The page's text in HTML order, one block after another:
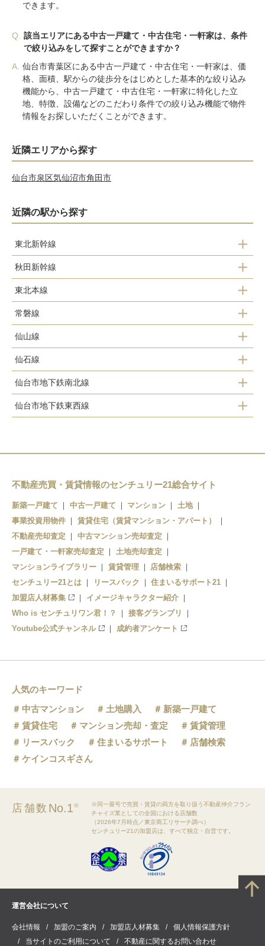
できます。
Q.
該当エリアにある中古一戸建て・中古住宅・一軒家は、条件
で絞り込みをして探すことができますか？
A. 仙台市青葉区にある中古一戸建て・中古住宅・一軒家は、価
格、面積、駅からの徒歩分をはじめとした基本的な絞り込み
機能から、中古一戸建て・中古住宅・一軒家に特化した立
地、特徴、設備などのこだわり条件での絞り込み機能で物件
情報をお探しいただくことができます。
近隣エリアから探す
仙台市泉区気仙沼市角田市
近隣の駅から探す
東北新幹線
仙台駅
秋田新幹線
仙台駅
東北本線
仙台駅
常磐線
仙台駅
仙山線
仙台駅
東照宮駅
北仙台駅
国見駅
陸前落合駅
愛子駅
熊ケ根駅
仙石線
あおば通駅
仙台駅
仙台市地下鉄南北線
旭ヶ丘駅
北四番丁駅
勾当台公園駅
広瀬通駅
五橋駅
仙台市地下鉄東西線
川内駅
国際センター駅
大町西公園駅
青葉通一番町駅
仙台駅
不動産売買・賃貸情報のセンチュリー21総合サイト
新築一戸建て 中古一戸建て マンション
土地
事業投資用物件
賃貸住宅（賃貸マンション・アパート）
不動産売却査定
中古マンション売却査定
一戸建て・一軒家売却査定
土地売却査定
マンションライブラリー
賃貸管理
店舗検索
センチュリー21とは
リースバック
住まいるサポート21
加盟店人材募集
イメージキャラクター紹介
Who is センチュリワン君！？
接客グランプリ
Youtube公式チャンネル
成約者アンケート
人気のキーワード
中古マンション
土地購入
新築一戸建て
賃貸住宅
マンション売却・査定
賃貸管理
リースバック
住まいるサポート
店舗検索
ケインコスギさん
店舗数 No.1※
※同一屋号で売買・賃貸の両方を取り扱う不動産仲介フラン
チャイズ業としての全国における店舗数
（2026年7月時点／東京商工リサーチ調べ）
センチュリー21の加盟店は、すべて独立・自営です。
運営会社について
会社情報 加盟のご案内 加盟店人材募集
個人情報保護方針
当サイトのご利用について
不動産に関するお問い合わせ